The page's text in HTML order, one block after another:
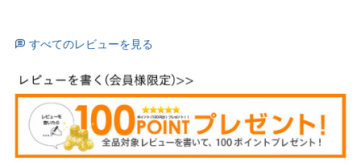
すべてのレビューを見る